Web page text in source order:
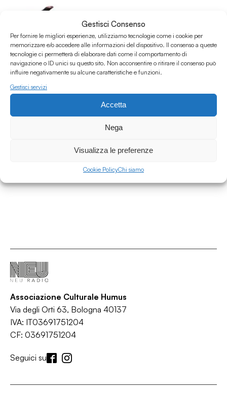
Gestisci Consenso
Per fornire le migliori esperienze, utilizziamo tecnologie come i cookie per
memorizzare e/o accedere alle informazioni del dispositivo. Il consenso a queste
tecnologie ci permetterà di elaborare dati come il comportamento di
navigazione o ID unici su questo sito. Non acconsentire o ritirare il consenso può
influire negativamente su alcune caratteristiche e funzioni.
Gestisci servizi
Accetta
Nega
Visualizza le preferenze
Cookie PolicyChi siamo
01.07.2026
Area Contaminata #232 w/ Alberto Simoni
Area Contaminata
Associazione Culturale Humus
Via degli Orti 63, Bologna 40137
IVA: IT03691751204
CF: 03691751204
Seguici su